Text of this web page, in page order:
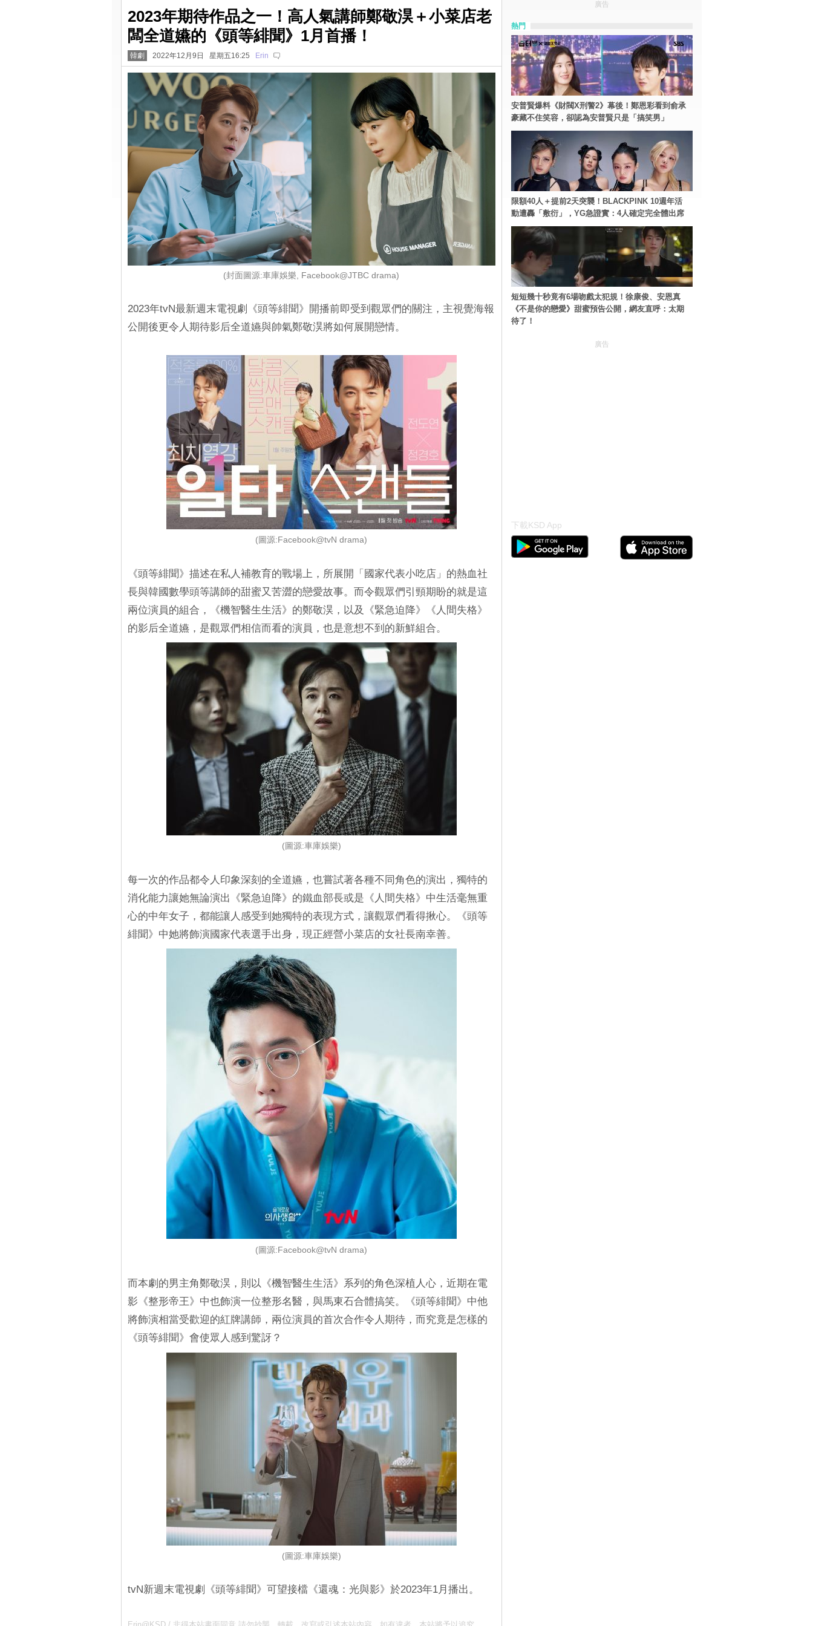
2023年期待作品之一！高人氣講師鄭敬淏＋小菜店老
闆全道嬿的《頭等緋聞》1月首播！
韓劇 2022年12月9日 星期五16:25 Erin
(封面圖源:車庫娛樂, Facebook@JTBC drama)
2023年tvN最新週末電視劇《頭等緋聞》開播前即受到觀眾們的關注，主視覺海報
公開後更令人期待影后全道嬿與帥氣鄭敬淏將如何展開戀情。
(圖源:Facebook@tvN drama)
《頭等緋聞》描述在私人補教育的戰場上，所展開「國家代表小吃店」的熱血社
長與韓國數學頭等講師的甜蜜又苦澀的戀愛故事。而令觀眾們引頸期盼的就是這
兩位演員的組合，《機智醫生生活》的鄭敬淏，以及《緊急迫降》《人間失格》
的影后全道嬿，是觀眾們相信而看的演員，也是意想不到的新鮮組合。
(圖源:車庫娛樂)
每一次的作品都令人印象深刻的全道嬿，也嘗試著各種不同角色的演出，獨特的
消化能力讓她無論演出《緊急迫降》的鐵血部長或是《人間失格》中生活毫無重
心的中年女子，都能讓人感受到她獨特的表現方式，讓觀眾們看得揪心。《頭等
緋聞》中她將飾演國家代表選手出身，現正經營小菜店的女社長南幸善。
(圖源:Facebook@tvN drama)
而本劇的男主角鄭敬淏，則以《機智醫生生活》系列的角色深植人心，近期在電
影《整形帝王》中也飾演一位整形名醫，與馬東石合體搞笑。《頭等緋聞》中他
將飾演相當受歡迎的紅牌講師，兩位演員的首次合作令人期待，而究竟是怎樣的
《頭等緋聞》會使眾人感到驚訝？
(圖源:車庫娛樂)
tvN新週末電視劇《頭等緋聞》可望接檔《還魂：光與影》於2023年1月播出。
廣告
熱門
安普賢爆料《財閥X刑警2》幕後！鄭恩彩看到俞承
豪藏不住笑容，卻認為安普賢只是「搞笑男」
限額40人＋提前2天突襲！BLACKPINK 10週年活
動遭轟「敷衍」，YG急證實：4人確定完全體出席
短短幾十秒竟有6場吻戲太犯規！徐康俊、安恩真
《不是你的戀愛》甜蜜預告公開，網友直呼：太期
待了！
廣告
下載KSD App